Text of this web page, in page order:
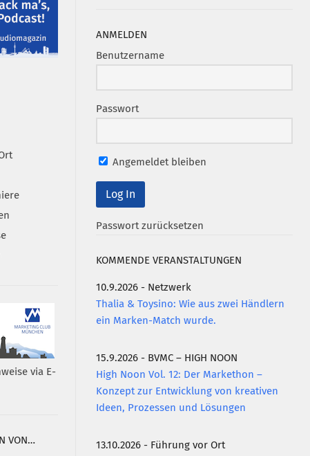
ANMELDEN
Benutzername
Passwort
Angemeldet bleiben
Passwort zurücksetzen
KOMMENDE VERANSTALTUNGEN
10.9.2026 - Netzwerk
Thalia & Toysino: Wie aus zwei Händlern
ein Marken-Match wurde.
15.9.2026 - BVMC – HIGH NOON
High Noon Vol. 12: Der Markethon –
Konzept zur Entwicklung von kreativen
Ideen, Prozessen und Lösungen
13.10.2026 - Führung vor Ort
via E-
VON…